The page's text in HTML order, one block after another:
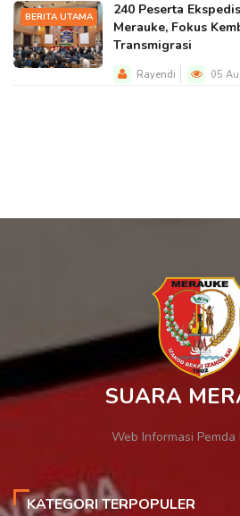
BERITA UTAMA
240 Peserta
Merauke, Fokus
Transmigrasi
Rayendi 05
SUARA
Web Informasi Pemda
KATEGORI TERPOPULER